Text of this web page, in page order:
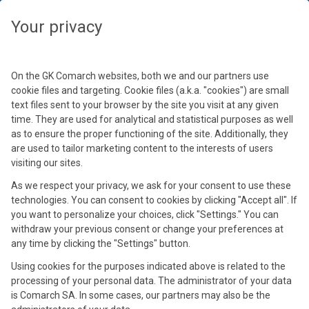
Kontynuuj
Your privacy
On the GK Comarch websites, both we and our partners use
cookie files and targeting. Cookie files (a.k.a. "cookies") are small
text files sent to your browser by the site you visit at any given
time. They are used for analytical and statistical purposes as well
as to ensure the proper functioning of the site. Additionally, they
are used to tailor marketing content to the interests of users
visiting our sites.
As we respect your privacy, we ask for your consent to use these
technologies. You can consent to cookies by clicking "Accept all". If
you want to personalize your choices, click "Settings." You can
withdraw your previous consent or change your preferences at
any time by clicking the "Settings" button.
Using cookies for the purposes indicated above is related to the
processing of your personal data. The administrator of your data
is Comarch SA. In some cases, our partners may also be the
Piotr Rusin
Product Manager
Absolwent Zarządzania i Inżynierii Produkcji na Uniwersytecie
Ekonomicznym w Krakowie. Doświadczenie zdobywał w branżach
automotive oraz e-commerce, co pozwala mu łączyć techniczną
precyzję z biznesowym podejściem. Z Comarch związany
od 2021 roku – początkowo jako Key Account Manager projektu
Piotr Kurowski
Konsultant ds. Systemów ERP
Absolwent Uniwersytetu Ekonomicznego w Krakowie. Z firmą
Comarch związany od 2012 roku. Od 2014 roku odpowiada
za prowadzanie konsultacji merytorycznych z zakresu
wykorzystania systemów ERP w pracy przedsiębiorstw oraz
prowadzenie prezentacji oprogramowania Comarch. Od 2018